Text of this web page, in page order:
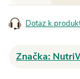
Dotaz k
Značka: